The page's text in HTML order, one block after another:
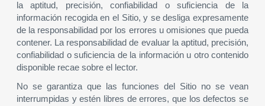
la aptitud, precisión, confiabilidad o suficiencia de la
información recogida en el Sitio, y se desliga expresamente
de la responsabilidad por los errores u omisiones que pueda
contener. La responsabilidad de evaluar la aptitud, precisión,
confiabilidad o suficiencia de la información u otro contenido
disponible recae sobre el lector.
No se garantiza que las funciones del Sitio no se vean
interrumpidas y estén libres de errores, que los defectos se